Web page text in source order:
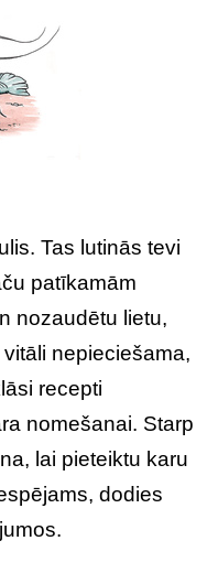
Tas lutinās tevi
patīkamām
nozaudētu lietu,
nepieciešama,
recepti
nomešanai. Starp
lai pieteiktu karu
dodies